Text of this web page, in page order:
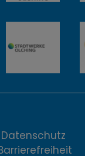
Datenschutz